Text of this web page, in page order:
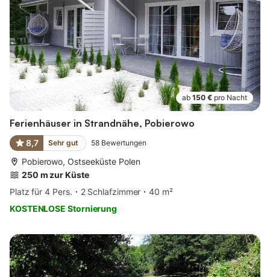
ab 150 € pro Nacht
Ferienhäuser in Strandnähe, Pobierowo
8,7 Sehr gut 58 Bewertungen
Pobierowo, Ostseeküste Polen
250 m zur Küste
Platz für 4 Pers.
2 Schlafzimmer
40 m²
KOSTENLOSE Stornierung